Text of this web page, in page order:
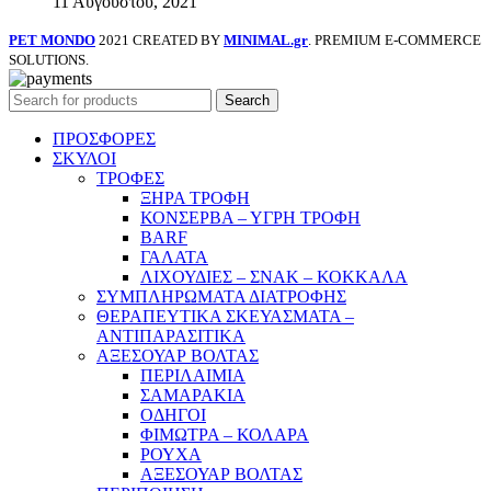
PET MONDO 2021 CREATED BY MINIMAL.gr. PREMIUM E-COMMERCE
SOLUTIONS.
Search
ΠΡΟΣΦΟΡΕΣ
ΣΚΥΛΟΙ
ΤΡΟΦΕΣ
ΞΗΡΑ ΤΡΟΦΗ
ΚΟΝΣΕΡΒΑ – ΥΓΡΗ ΤΡΟΦΗ
BARF
ΓΑΛΑΤΑ
ΛΙΧΟΥΔΙΕΣ – ΣΝΑΚ – ΚΟΚΚΑΛΑ
ΣΥΜΠΛΗΡΩΜΑΤΑ ΔΙΑΤΡΟΦΗΣ
ΘΕΡΑΠΕΥΤΙΚΑ ΣΚΕΥΑΣΜΑΤΑ –
ΑΝΤΙΠΑΡΑΣΙΤΙΚΑ
ΑΞΕΣΟΥΑΡ ΒΟΛΤΑΣ
ΠΕΡΙΛΑΙΜΙΑ
ΣΑΜΑΡΑΚΙΑ
ΟΔΗΓΟΙ
ΦΙΜΩΤΡΑ – ΚΟΛΑΡΑ
ΡΟΥΧΑ
ΑΞΕΣΟΥΑΡ ΒΟΛΤΑΣ